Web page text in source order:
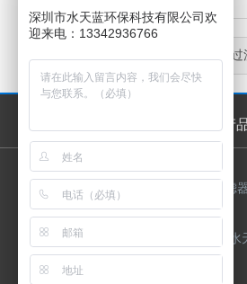
水处理系统中的
产
首页幻灯
友情链接： 过滤
Copyright © 2015-2023 深圳市
深圳市水天蓝环保科技有限公司欢
迎来电：13342936766